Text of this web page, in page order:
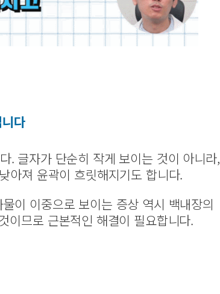
다
. 글자가 단순히 작게 보이는 것이 아니라,
아져 윤곽이 흐릿해지기도 합니다.
이 이중으로 보이는 증상 역시 백내장의
이므로 근본적인 해결이 필요합니다.